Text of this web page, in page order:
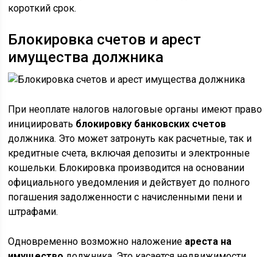
короткий срок.
Блокировка счетов и арест
имущества должника
При неоплате налогов налоговые органы имеют право
инициировать блокировку банковских счетов
должника. Это может затронуть как расчетные, так и
кредитные счета, включая депозиты и электронные
кошельки. Блокировка производится на основании
официального уведомления и действует до полного
погашения задолженности с начисленными пени и
штрафами.
Одновременно возможно наложение ареста на